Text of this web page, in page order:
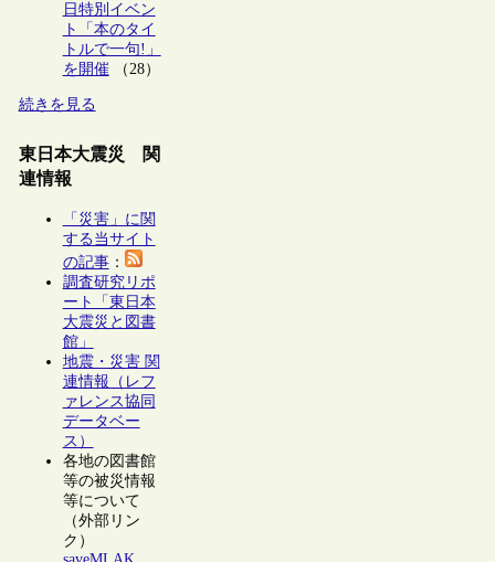
日特別イベン
ト「本のタイ
トルで一句!」
を開催（28）
続きを見る
東日本大震災 関
連情報
「災害」に関
する当サイト
の記事：
調査研究リポ
ート「東日本
大震災と図書
館」
地震・災害 関
連情報（レフ
ァレンス協同
データベー
ス）
各地の図書館
等の被災情報
等について
（外部リン
ク）